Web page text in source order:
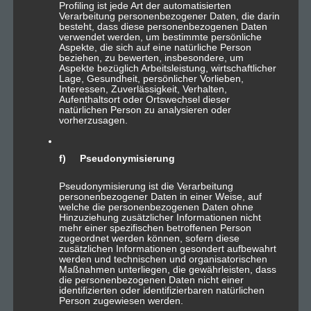
SSL-Zertifikat
Serverstandort DE
Tägliche Datensicherung
FTP Zugriff
Plesk Zugriff
1 .de Domain inkl.
Einrichtungsgebühr
Paket L
19,99€ mtl.
Profiling ist jede Art der automatisierten
Verarbeitung personenbezogener Daten, die darin
besteht, dass diese personenbezogenen Daten
verwendet werden, um bestimmte persönliche
Aspekte, die sich auf eine natürliche Person
beziehen, zu bewerten, insbesondere, um
Aspekte bezüglich Arbeitsleistung, wirtschaftlicher
Lage, Gesundheit, persönlicher Vorlieben,
Interessen, Zuverlässigkeit, Verhalten,
Aufenthaltsort oder Ortswechsel dieser
natürlichen Person zu analysieren oder
vorherzusagen.
f) Pseudonymisierung
Pseudonymisierung ist die Verarbeitung
personenbezogener Daten in einer Weise, auf
welche die personenbezogenen Daten ohne
Hinzuziehung zusätzlicher Informationen nicht
mehr einer spezifischen betroffenen Person
zugeordnet werden können, sofern diese
zusätzlichen Informationen gesondert aufbewahrt
werden und technischen und organisatorischen
Maßnahmen unterliegen, die gewährleisten, dass
die personenbezogenen Daten nicht einer
identifizierten oder identifizierbaren natürlichen
Person zugewiesen werden.